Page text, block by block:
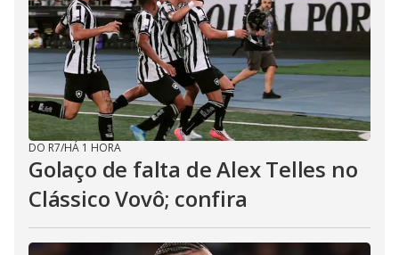
DO R7/HÁ 1 HORA
Golaço de falta de Alex Telles no
Clássico Vovô; confira